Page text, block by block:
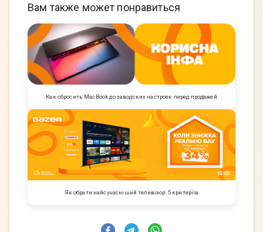
Вам также может понравиться
Как сбросить MacBook до заводских настроек перед продажей
Як обрати найсучасніший телевізор: 5 критеріїв